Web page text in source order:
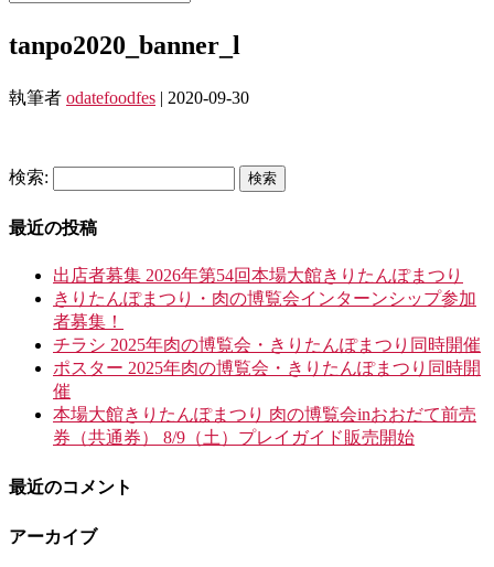
tanpo2020_banner_l
執筆者 odatefoodfes | 2020-09-30
検索:
最近の投稿
出店者募集 2026年第54回本場大館きりたんぽまつり
きりたんぽまつり・肉の博覧会インターンシップ参加
者募集！
チラシ 2025年肉の博覧会・きりたんぽまつり同時開催
ポスター 2025年肉の博覧会・きりたんぽまつり同時開
催
本場大館きりたんぽまつり 肉の博覧会inおおだて前売
券（共通券） 8/9（土）プレイガイド販売開始
最近のコメント
アーカイブ